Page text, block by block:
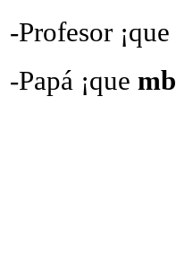
-Profesor ¡que
-Papá ¡que